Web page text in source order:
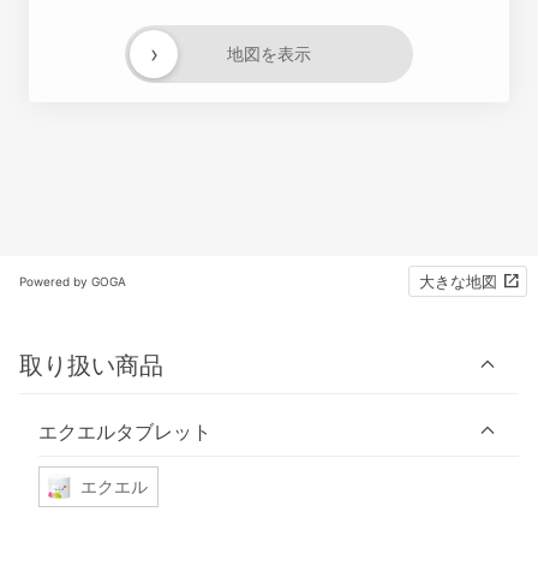
地図を表示
›
Powered by GOGA 大きな地図
取り扱い商品
エクエルタブレット
エクエル